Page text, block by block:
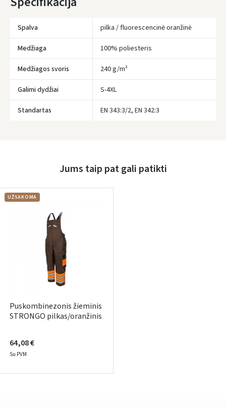
Spalva pilka / fluorescencinė oranžinė
Medžiaga 100% poliesteris
Medžiagos svoris 240 g/m²
Galimi dydžiai S-4XL
Standartas EN 343:3/2, EN 342:3
Jums taip pat gali patikti
UŽSAKOMA
Puskombinezonis žieminis
STRONGO pilkas/oranžinis
64,08 €
Su PVM
Įvertinimas:
Prisijungti
Pamiršote slaptažodį?
ARBA
Google